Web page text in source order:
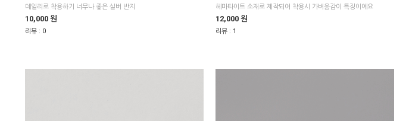
데일리로 착용하기 너무나 좋은 실버 반지
10,000 원
리뷰 : 0
헤마타이트 소재로 제작되어 착용시 가벼움감이 특징이에요
12,000 원
리뷰 : 1